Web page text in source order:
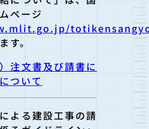
ページ
す。
注文書及び請書に
ついて
よる建設工事の請